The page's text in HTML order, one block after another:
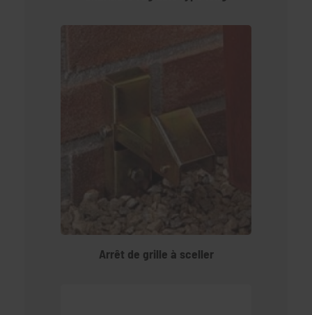
Arrêt de grille à sceller